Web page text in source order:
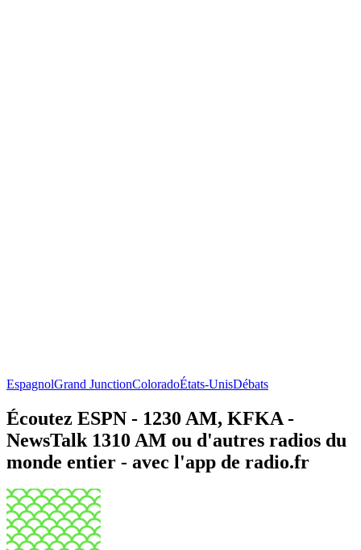
EspagnolGrand JunctionColoradoÉtats-UnisDébats
Écoutez ESPN - 1230 AM, KFKA -
NewsTalk 1310 AM ou d'autres radios du
monde entier - avec l'app de radio.fr